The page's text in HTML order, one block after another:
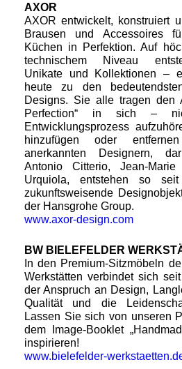
AXOR
AXOR entwickelt, konstruiert
Brausen und Accessoires
Küchen in Perfektion. Auf
technischem Niveau
Unikate und Kollektionen –
heute zu den
Designs. Sie alle tragen den
Perfection“ in sich –
Entwicklungsprozess
hinzufügen oder
anerkannten Designern,
Antonio Citterio, Jean-
Urquiola, entstehen so
zukunftsweisende
der Hansgrohe Group.
www.axor-design.com
BW BIELEFELDER
In den Premium-Sitzmöbeln
Werkstätten verbindet sich
der Anspruch an Design,
Qualität und die
Lassen Sie sich von unseren
dem Image-Booklet
inspirieren!
www.bielefelder-